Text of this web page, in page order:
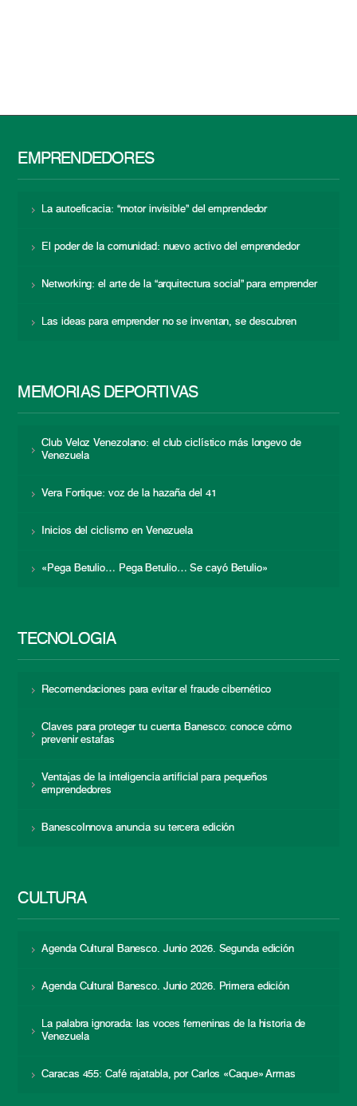
EMPRENDEDORES
La autoeficacia: “motor invisible” del emprendedor
El poder de la comunidad: nuevo activo del emprendedor
Networking: el arte de la “arquitectura social” para emprender
Las ideas para emprender no se inventan, se descubren
MEMORIAS DEPORTIVAS
Club Veloz Venezolano: el club ciclístico más longevo de
Venezuela
Vera Fortique: voz de la hazaña del 41
Inicios del ciclismo en Venezuela
«Pega Betulio… Pega Betulio… Se cayó Betulio»
TECNOLOGÍA
Recomendaciones para evitar el fraude cibernético
Claves para proteger tu cuenta Banesco: conoce cómo
prevenir estafas
Ventajas de la inteligencia artificial para pequeños
emprendedores
BanescoInnova anuncia su tercera edición
CULTURA
Agenda Cultural Banesco. Junio 2026. Segunda edición
Agenda Cultural Banesco. Junio 2026. Primera edición
La palabra ignorada: las voces femeninas de la historia de
Venezuela
Caracas 455: Café rajatabla, por Carlos «Caque» Armas